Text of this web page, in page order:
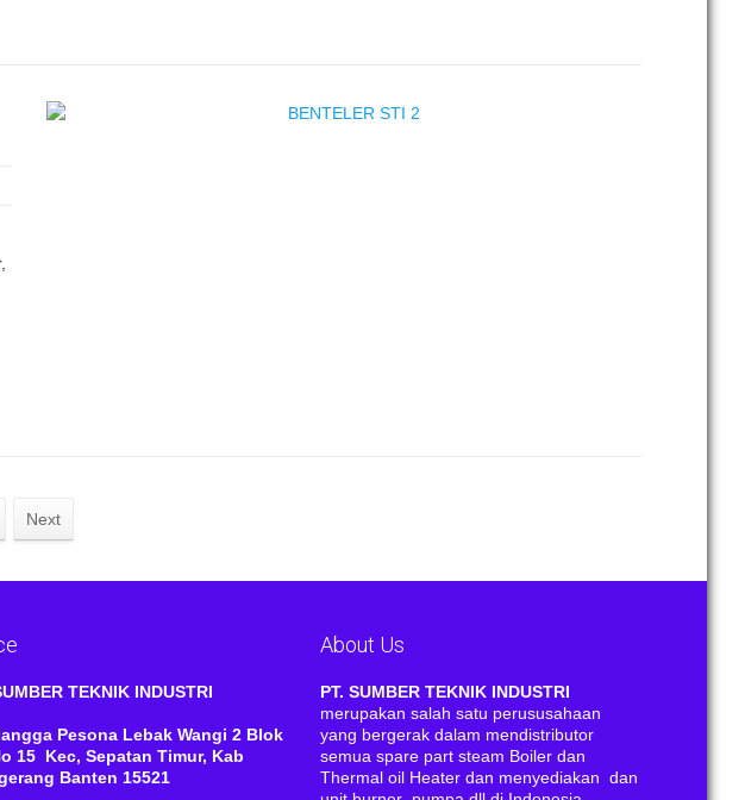
Next
TEKNIK INDUSTRI
Pesona Lebak Wangi 2 Blok
15 Kec, Sepatan Timur, Kab
Banten 15521
About Us
PT. SUMBER TEKNIK INDUSTRI
merupakan salah satu perususahaan
yang bergerak dalam mendistributor
semua spare part steam Boiler dan
Thermal oil Heater dan menyediakan dan